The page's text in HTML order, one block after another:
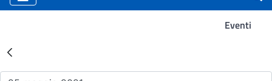
Eventi
Risultati della Ricerca -